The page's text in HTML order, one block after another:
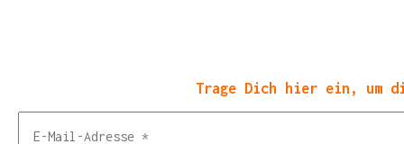
Trage Dich hier ein, um